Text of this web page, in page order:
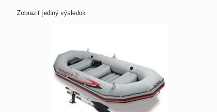
Zobraziť jediný výsledok